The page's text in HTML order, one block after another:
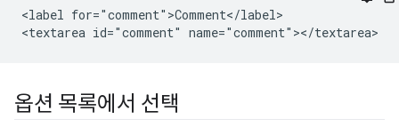
<label for="comment">Comment</label>
옵션 목록에서 선택